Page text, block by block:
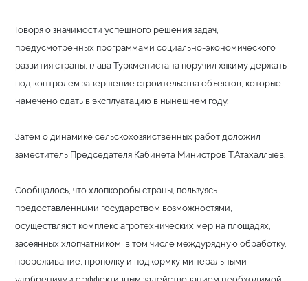
Говоря о значимости успешного решения задач,
предусмотренных программами социально-экономического
развития страны, глава Туркменистана поручил хякиму держать
под контролем завершение строительства объектов, которые
намечено сдать в эксплуатацию в нынешнем году.
Затем о динамике сельскохозяйственных работ доложил
заместитель Председателя Кабинета Министров Т.Атахаллыев.
Сообщалось, что хлопкоробы страны, пользуясь
предоставленными государством возможностями,
осуществляют комплекс агротехнических мер на площадях,
засеянных хлопчатником, в том числе междурядную обработку,
прореживание, прополку и подкормку минеральными
удобрениями с эффективным задействованием необходимой